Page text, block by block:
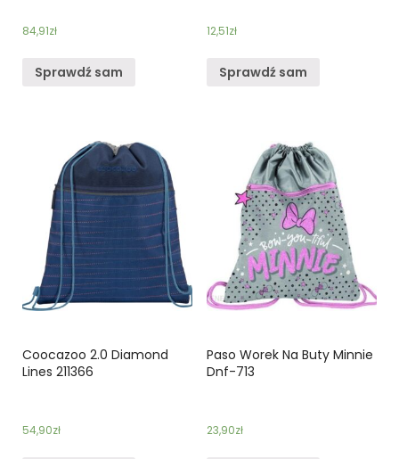
84,91zł
Sprawdź sam
12,51zł
Sprawdź sam
Coocazoo 2.0 Diamond
Lines 211366
54,90zł
Paso Worek Na Buty Minnie
Dnf-713
23,90zł